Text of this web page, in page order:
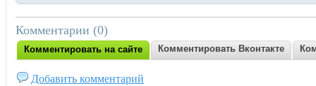
Комментарии (0)
Комментировать на сайте Комментировать Вконтакте
Добавить комментарий